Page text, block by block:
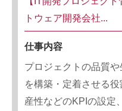
トウェア開発会社...
仕事内容
プロジェクトの品質
を構築・定着させる
産性などのKPIの設定